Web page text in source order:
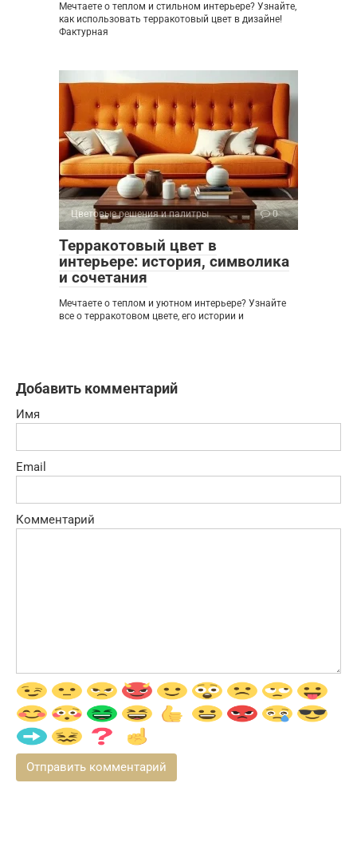
Мечтаете о теплом и стильном интерьере? Узнайте,
как использовать терракотовый цвет в дизайне!
Фактурная
Цветовые решения и палитры 0
Терракотовый цвет в
интерьере: история, символика
и сочетания
Мечтаете о теплом и уютном интерьере? Узнайте
все о терракотовом цвете, его истории и
Добавить комментарий
Имя
Email
Комментарий